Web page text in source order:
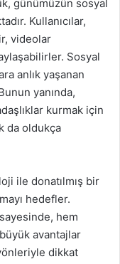
günümüzün sosyal
Kullanıcılar,
videolar
Sosyal
anlık yaşanan
yanında,
kurmak için
da oldukça
ile donatılmış bir
hedefler.
hem
avantajlar
dikkat